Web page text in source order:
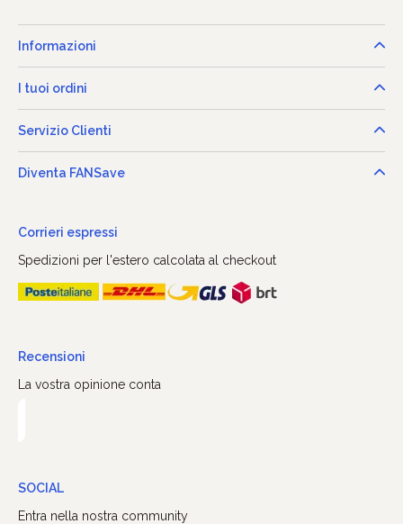
Informazioni
I tuoi ordini
Servizio Clienti
Diventa FANSave
Corrieri espressi
Spedizioni per l'estero calcolata al checkout
Recensioni
La vostra opinione conta
SOCIAL
Entra nella nostra community